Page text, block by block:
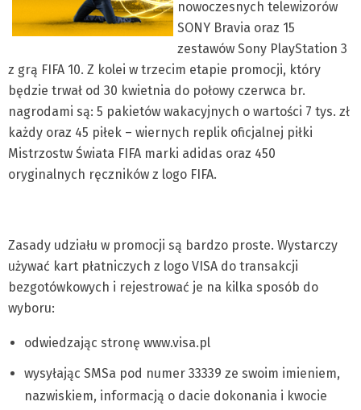
nowoczesnych telewizorów
SONY Bravia oraz 15
zestawów Sony PlayStation 3
z grą FIFA 10. Z kolei w trzecim etapie promocji, który
będzie trwał od 30 kwietnia do połowy czerwca br.
nagrodami są: 5 pakietów wakacyjnych o wartości 7 tys. zł
każdy oraz 45 piłek – wiernych replik oficjalnej piłki
Mistrzostw Świata FIFA marki adidas oraz 450
oryginalnych ręczników z logo FIFA.
Zasady udziału w promocji są bardzo proste. Wystarczy
używać kart płatniczych z logo VISA do transakcji
bezgotówkowych i rejestrować je na kilka sposób do
wyboru:
odwiedzając stronę www.visa.pl
wysyłając SMSa pod numer 33339 ze swoim imieniem,
nazwiskiem, informacją o dacie dokonania i kwocie